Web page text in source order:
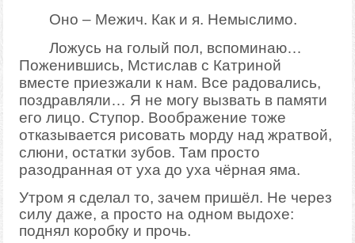
Оно – Межич. Как и я. Немыслимо.
Ложусь на голый пол, вспоминаю…
Поженившись, Мстислав с Катриной
вместе приезжали к нам. Все радовались,
поздравляли… Я не могу вызвать в памяти
его лицо. Ступор. Воображение тоже
отказывается рисовать морду над жратвой,
слюни, остатки зубов. Там просто
разодранная от уха до уха чёрная яма.
Утром я сделал то, зачем пришёл. Не через
силу даже, а просто на одном выдохе:
поднял коробку и прочь.